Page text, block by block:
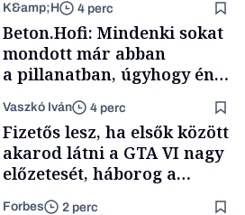
K&amp;H 4 perc
Beton.Hofi: Mindenki sokat
mondott már abban
a pillanatban, úgyhogy én
a legsarkosabb
gondolataimat akartam
kimondani
Vaszkó Iván 4 perc
Fizetős lesz, ha elsők között
akarod látni a GTA VI nagy
előzetesét, háborog a
gamer közösség
Forbes 2 perc